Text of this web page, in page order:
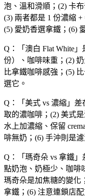
泡、溫和滑順；(2) 卡
(3) 兩者都是 1 份濃縮
(5) 愛奶香選拿鐵；(6)
Q：「 澳白 Flat White 」
份）、咖啡味重；(2)
比拿鐵咖啡感強；(5)
選它。
Q：「 美式 vs 濃縮 」差
取的濃咖啡；(2) 美式
水上加濃縮、保留
啡無奶；(6) 手沖則是
Q：「 瑪奇朵 vs 拿鐵 」
點奶泡、奶極少、咖啡
瑪奇朵是加焦糖的變化
拿鐵；(6) 注意連鎖店